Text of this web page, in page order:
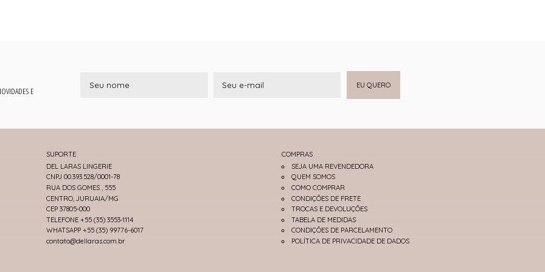
E EU QUERO
SUPORTE
DEL LARAS LINGERIE
CNPJ 00.393.528/0001-78
RUA DOS GOMES , 555
CENTRO, JURUAIA/MG
CEP 37805-000
TELEFONE +55 (35) 3553-1114
WHATSAPP +55 (35) 99776-6017
contato@dellaras.com.br
COMPRAS
SEJA UMA REVENDEDORA
QUEM SOMOS
COMO COMPRAR
CONDIÇÕES DE FRETE
TROCAS E DEVOLUÇÕES
TABELA DE MEDIDAS
CONDIÇÕES DE PARCELAMENTO
POLÍTICA DE PRIVACIDADE DE DADOS